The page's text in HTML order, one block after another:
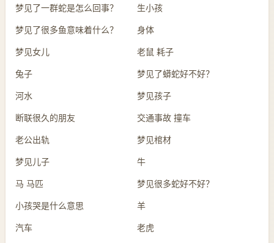
梦见了一群蛇是怎么回事？ 生小孩
梦见了很多鱼意味着什么？ 身体
梦见女儿 老鼠 耗子
兔子 梦见了蟒蛇好不好？
河水 梦见孩子
断联很久的朋友 交通事故 撞车
老公出轨 梦见棺材
梦见儿子 牛
马 马匹 梦见很多蛇好不好？
小孩哭是什么意思 羊
汽车 老虎